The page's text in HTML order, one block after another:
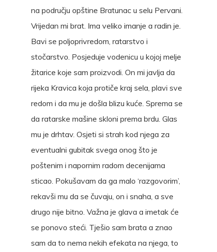
na području opštine Bratunac u selu Pervani.
Vrijedan mi brat. Ima veliko imanje a radin je.
Bavi se poljoprivredom, ratarstvo i
stočarstvo. Posjeduje vodenicu u kojoj melje
žitarice koje sam proizvodi. On mi javlja da
rijeka Kravica koja protiče kraj sela, plavi sve
redom i da mu je došla blizu kuće. Sprema se
da ratarske mašine skloni prema brdu. Glas
mu je drhtav. Osjeti si strah kod njega za
eventualni gubitak svega onog što je
poštenim i napornim radom decenijama
sticao. Pokušavam da ga malo ‘razgovorim’,
rekavši mu da se čuvaju, on i snaha, a sve
drugo nije bitno. Važna je glava a imetak će
se ponovo steći. Tješio sam brata a znao
sam da to nema nekih efekata na njega, to